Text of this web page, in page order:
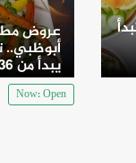
عروض
يبدأ من 36 درهم
Now: Open